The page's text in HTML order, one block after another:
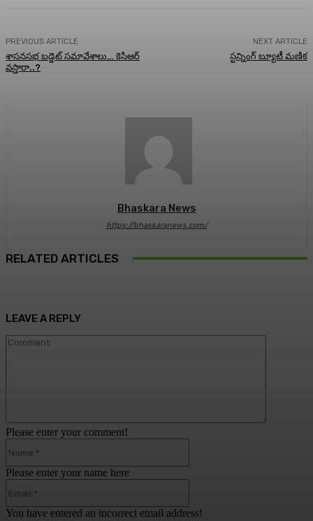
PREVIOUS ARTICLE
శాసనసభ బడ్జెట్ సమావేశాలు… కెసిఆర్
వస్తారా..?
NEXT ARTICLE
స్టన్నింగ్ బ్యూటీ మణిక
Bhaskara News
https://bhaskaranews.com/
RELATED ARTICLES
LEAVE A REPLY
Please enter your comment!
Please enter your name here
You have entered an incorrect email address!